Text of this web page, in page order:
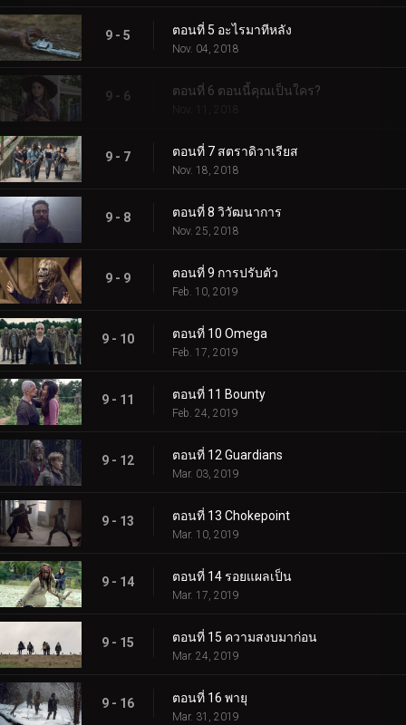
9 - 5 ตอนที่ 5 อะไรมาทีหลัง
Nov. 04, 2018
9 - 6 ตอนที่ 6 ตอนนี้คุณเป็นใคร?
Nov. 11, 2018
9 - 7 ตอนที่ 7 สตราดิวาเรียส
Nov. 18, 2018
9 - 8 ตอนที่ 8 วิวัฒนาการ
Nov. 25, 2018
9 - 9 ตอนที่ 9 การปรับตัว
Feb. 10, 2019
9 - 10 ตอนที่ 10 Omega
Feb. 17, 2019
9 - 11 ตอนที่ 11 Bounty
Feb. 24, 2019
9 - 12 ตอนที่ 12 Guardians
Mar. 03, 2019
9 - 13 ตอนที่ 13 Chokepoint
Mar. 10, 2019
9 - 14 ตอนที่ 14 รอยแผลเป็น
Mar. 17, 2019
9 - 15 ตอนที่ 15 ความสงบมาก่อน
Mar. 24, 2019
9 - 16 ตอนที่ 16 พายุ
Mar. 31, 2019